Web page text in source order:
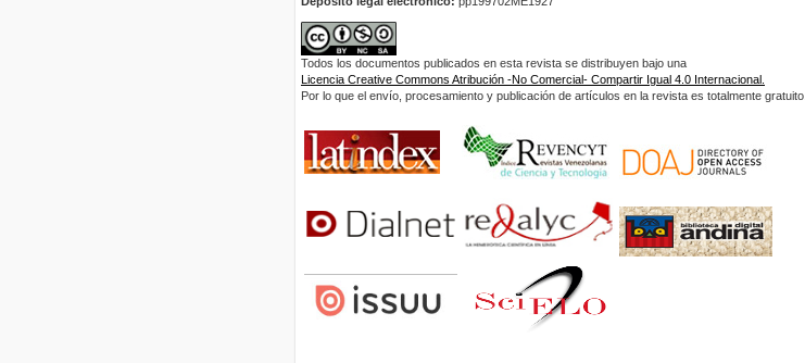
Todos los documentos publicados en esta revista se distribuyen bajo una
Licencia Creative Commons Atribución -No Comercial- Compartir Igual 4.0 Internacional.
Por lo que el envío, procesamiento y publicación de artículos en la revista es totalmente gratuito.